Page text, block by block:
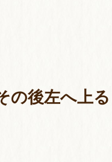
の後左へ上る